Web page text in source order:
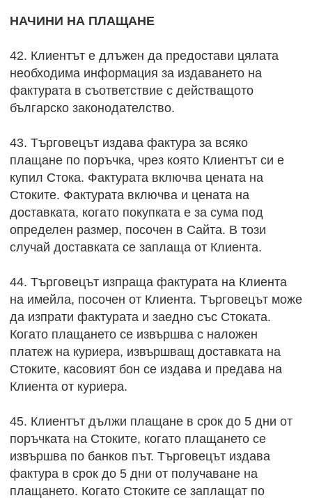
НАЧИНИ НА ПЛАЩАНЕ
42. Клиентът е длъжен да предостави цялата
необходима информация за издаването на
фактурата в съответствие с действащото
българско законодателство.
43. Търговецът издава фактура за всяко
плащане по поръчка, чрез която Клиентът си е
купил Стока. Фактурата включва цената на
Стоките. Фактурата включва и цената на
доставката, когато покупката е за сума под
определен размер, посочен в Сайта. В този
случай доставката се заплаща от Клиента.
44. Търговецът изпраща фактурата на Клиента
на имейла, посочен от Клиента. Търговецът може
да изпрати фактурата и заедно със Стоката.
Когато плащането се извършва с наложен
платеж на куриера, извършващ доставката на
Стоките, касовият бон се издава и предава на
Клиента от куриера.
45. Клиентът дължи плащане в срок до 5 дни от
поръчката на Стоките, когато плащането се
извършва по банков път. Търговецът издава
фактура в срок до 5 дни от получаване на
плащането. Когато Стоките се заплащат по